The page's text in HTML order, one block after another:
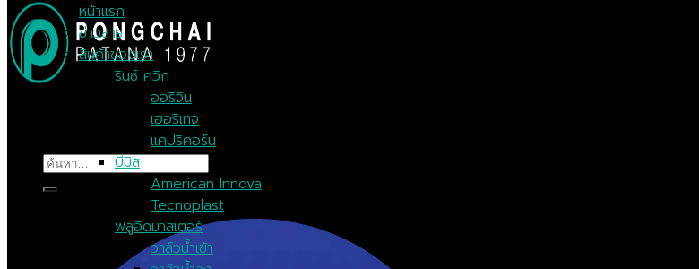
ค้นหา:
หน้าแรก
ข่าวสาร
สินค้าของเรา
รินซ์ ควิก
ออริจิน
เฮอริเทจ
แคปริคอร์น
บีมิส
American Innova
Tecnoplast
ฟลูอิดมาสเตอร์
วาล์วน้ำเข้า